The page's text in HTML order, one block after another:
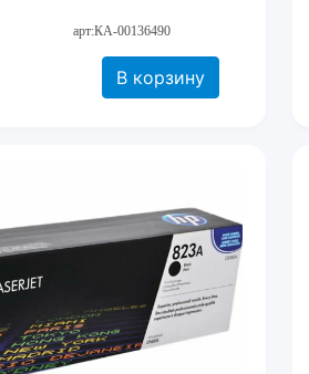
арт:КА-00136490
В корзину